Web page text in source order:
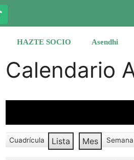
HAZTE SOCIO Asendhi
Calendario
V
Cuadrícula
V
Lista Mes Semana